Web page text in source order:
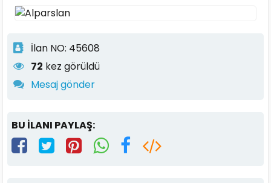
İlan NO: 45608
72 kez görüldü
Mesaj gönder
BU İLANI PAYLAŞ: